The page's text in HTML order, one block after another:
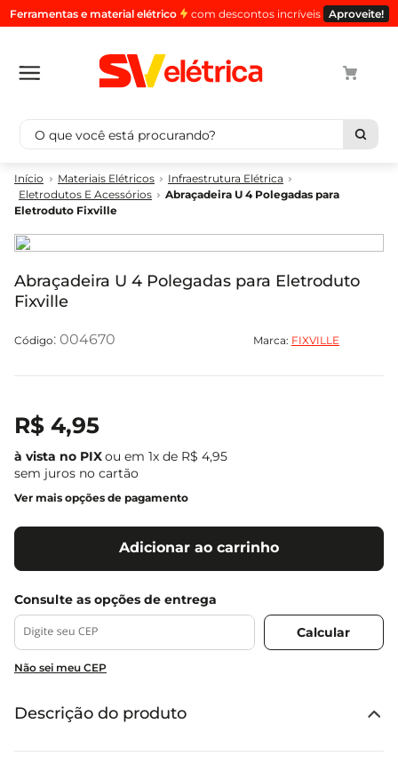
Ferramentas e material elétrico com descontos incríveis Aproveite!
O que você está procurando?
Materiais Elétricos
Infraestrutura Elétrica
Eletrodutos E Acessórios
Abraçadeira U 4 Polegadas para
Eletroduto Fixville
Abraçadeira U 4 Polegadas para Eletroduto
Fixville
: 004670 Marca: FIXVILLE
R$ 4,95
ou em 1x de R$ 4,95
sem juros no cartão
Ver mais opções de pagamento
Adicionar ao carrinho
Não sei meu CEP
Descrição do produto
Termos mais buscados
1º
cabo
2º
luminaria
4º
cabo pp